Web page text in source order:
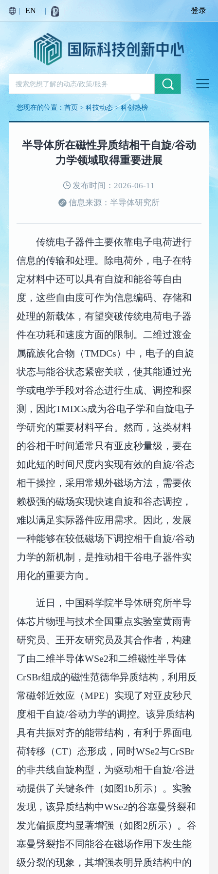
| EN | 登录
您现在的位置：首页 >科技动态>科创热榜
半导体所在磁性异质结相干自旋/谷动
力学领域取得重要进展
发布时间：2026-06-11
信息来源：半导体研究所
传统电子器件主要依靠电子电荷进行
信息的传输和处理。除电荷外，电子在特
定材料中还可以具有自旋和能谷等自由
度，这些自由度可作为信息编码、存储和
处理的新载体，有望突破传统电荷电子器
件在功耗和速度方面的限制。二维过渡金
属硫族化合物（TMDCs）中，电子的自旋
状态与能谷状态紧密关联，使其能通过光
学或电学手段对谷态进行生成、调控和探
测，因此TMDCs成为谷电子学和自旋电子
学研究的重要材料平台。然而，这类材料
的谷相干时间通常只有亚皮秒量级，要在
如此短的时间尺度内实现有效的自旋/谷态
相干操控，采用常规外磁场方法，需要依
赖极强的磁场实现快速自旋和谷态调控，
难以满足实际器件应用需求。因此，发展
一种能够在较低磁场下调控相干自旋/谷动
力学的新机制，是推动相干谷电子器件实
用化的重要方向。
近日，中国科学院半导体研究所半导
体芯片物理与技术全国重点实验室黄雨青
研究员、王开友研究员及其合作者，构建
了由二维半导体WSe2和二维磁性半导体
CrSBr组成的磁性范德华异质结构，利用反
常磁邻近效应（MPE）实现了对亚皮秒尺
度相干自旋/谷动力学的调控。该异质结构
具有共振对齐的能带结构，有利于界面电
荷转移（CT）态形成，同时WSe2与CrSBr
的非共线自旋构型，为驱动相干自旋/谷进
动提供了关键条件（如图1b所示）。实验
发现，该异质结构中WSe2的谷塞曼劈裂和
发光偏振度均显著增强（如图2所示）。谷
塞曼劈裂指不同能谷在磁场作用下发生能
级分裂的现象，其增强表明异质结构中的